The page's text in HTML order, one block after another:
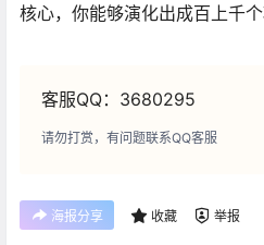
核心，你能够演化出成百上千个
客服QQ：3680295
请勿打赏，有问题联系QQ客服
海报分享 收藏 举报